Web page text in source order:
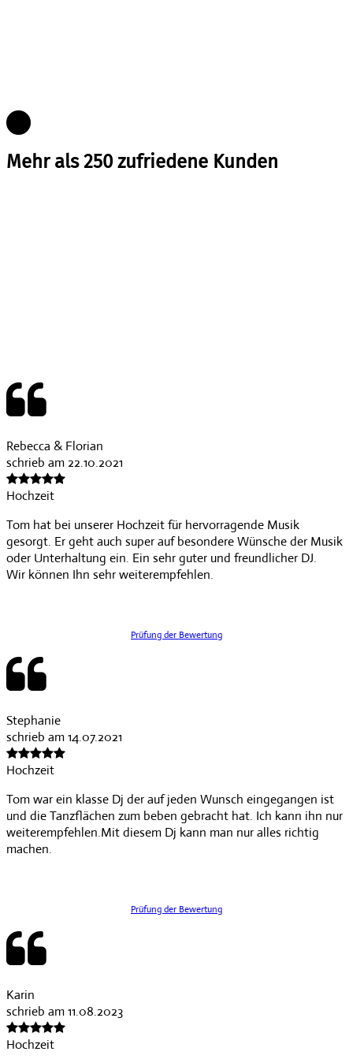
Mehr als 250 zufriedene Kunden
Rebecca & Florian
schrieb am 22.10.2021
Hochzeit
Tom hat bei unserer Hochzeit für hervorragende Musik
gesorgt. Er geht auch super auf besondere Wünsche der Musik
oder Unterhaltung ein. Ein sehr guter und freundlicher DJ.
Wir können Ihn sehr weiterempfehlen.
Prüfung der Bewertung
Stephanie
schrieb am 14.07.2021
Hochzeit
Tom war ein klasse Dj der auf jeden Wunsch eingegangen ist
und die Tanzflächen zum beben gebracht hat. Ich kann ihn nur
weiterempfehlen.Mit diesem Dj kann man nur alles richtig
machen.
Prüfung der Bewertung
Karin
schrieb am 11.08.2023
Hochzeit